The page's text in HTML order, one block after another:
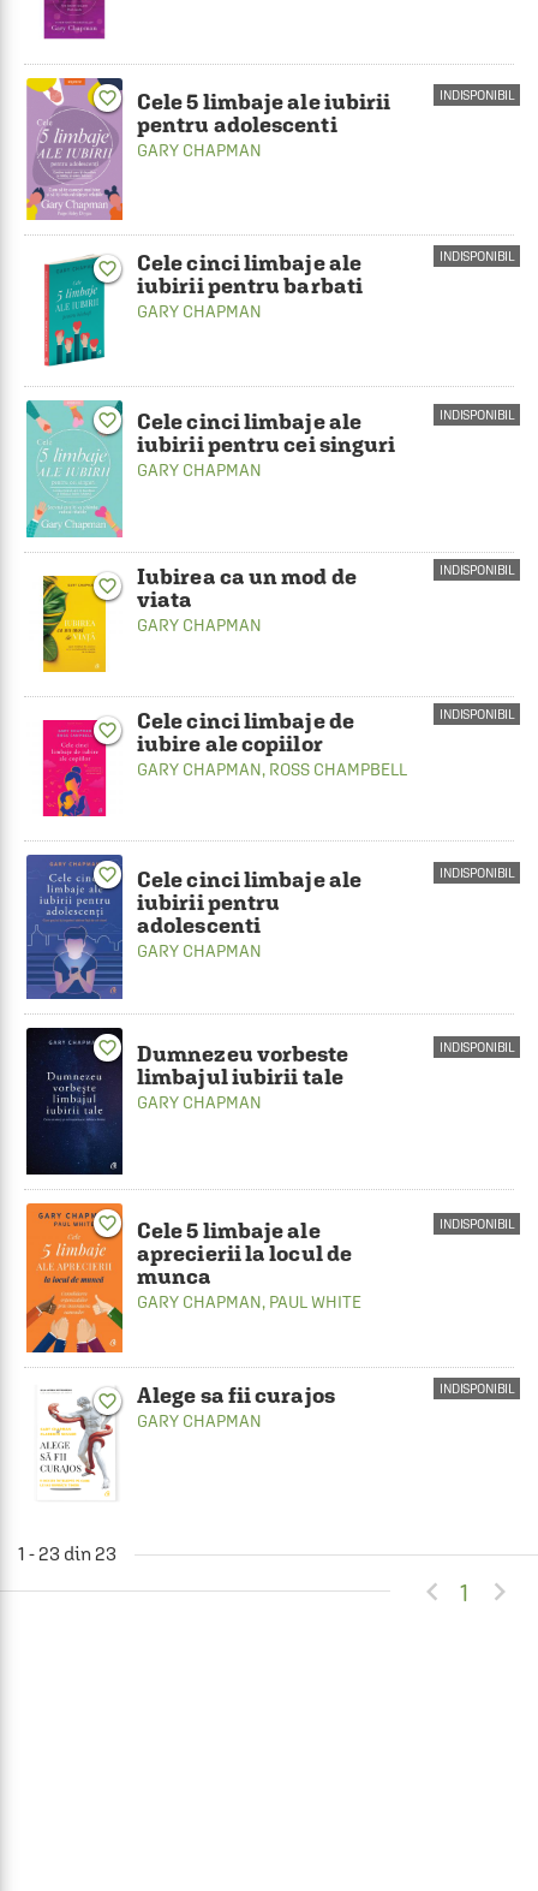
favorite_border
Cele 5 limbaje ale iubirii
pentru adolescenti
GARY CHAPMAN
INDISPONIBIL
favorite_border
Cele cinci limbaje ale
iubirii pentru barbati
GARY CHAPMAN
INDISPONIBIL
favorite_border
Cele cinci limbaje ale
iubirii pentru cei singuri
GARY CHAPMAN
INDISPONIBIL
favorite_border
Iubirea ca un mod de
viata
GARY CHAPMAN
INDISPONIBIL
favorite_border
Cele cinci limbaje de
iubire ale copiilor
GARY CHAPMAN, ROSS CHAMPBELL
INDISPONIBIL
favorite_border
Cele cinci limbaje ale
iubirii pentru
adolescenti
GARY CHAPMAN
INDISPONIBIL
favorite_border
Dumnezeu vorbeste
limbajul iubirii tale
GARY CHAPMAN
INDISPONIBIL
favorite_border
Cele 5 limbaje ale
aprecierii la locul de
munca
GARY CHAPMAN, PAUL WHITE
INDISPONIBIL
favorite_border Alege sa fii curajos
GARY CHAPMAN
INDISPONIBIL
1 - 23 din 23
 1 